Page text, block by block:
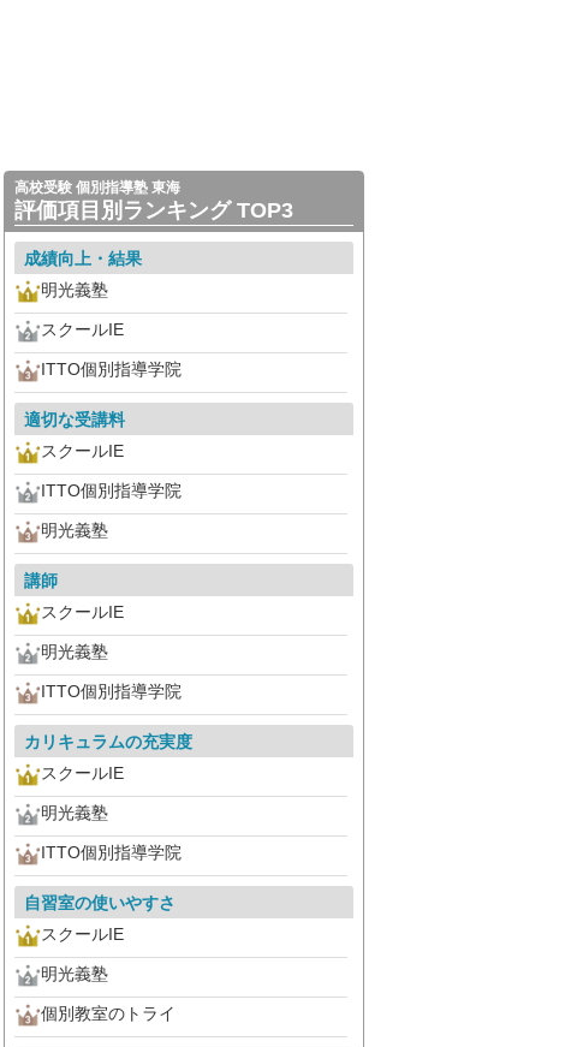
高校受験 個別指導塾 東海
評価項目別ランキング TOP3
成績向上・結果
明光義塾
スクールIE
ITTO個別指導学院
適切な受講料
スクールIE
ITTO個別指導学院
明光義塾
講師
スクールIE
明光義塾
ITTO個別指導学院
カリキュラムの充実度
スクールIE
明光義塾
ITTO個別指導学院
自習室の使いやすさ
スクールIE
明光義塾
個別教室のトライ